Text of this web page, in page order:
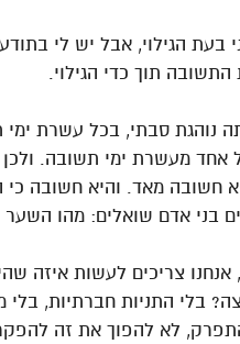
בעת הגילוי, אבל יש לי
תוך כדי הגילוי.
נוהגת סבתי, בכל עשרת ימי
אחד מעשרת ימי תשובה.
חשובה מאד. והיא חשובה
בני אדם שואלים: מהו השער
צריכים לעשות איזה
בלי התניות חברתיות,
לא להפוך את זה